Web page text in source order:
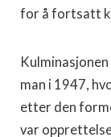
for å fortsatt
man i 1947,
etter den
var